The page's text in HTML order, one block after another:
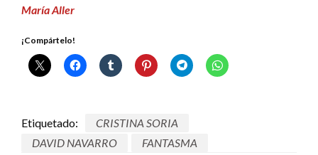
María Aller
¡Compártelo!
Etiquetado:
CRISTINA SORIA
DAVID NAVARRO
FANTASMA